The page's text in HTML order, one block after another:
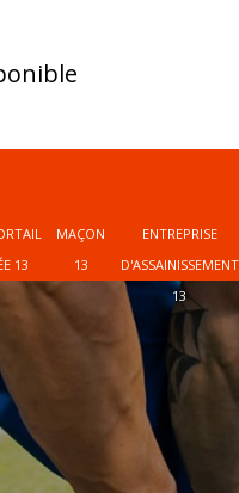
13
MAÇON
13
ENTREPRISE
D'ASSAINISSEMENT
13